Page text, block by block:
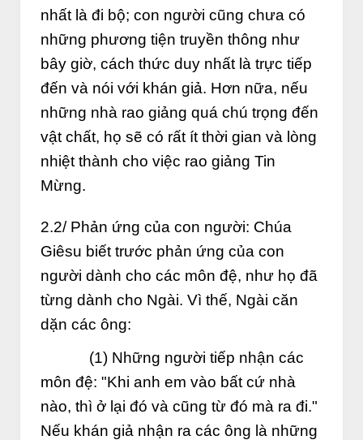
nhất là đi bộ; con người cũng chưa có
những phương tiện truyền thông như
bây giờ, cách thức duy nhất là trực tiếp
đến và nói với khán giả. Hơn nữa, nếu
những nhà rao giảng quá chú trọng đến
vật chất, họ sẽ có rất ít thời gian và lòng
nhiệt thành cho việc rao giảng Tin
Mừng.
2.2/ Phản ứng của con người: Chúa
Giêsu biết trước phản ứng của con
người dành cho các môn đệ, như họ đã
từng dành cho Ngài. Vì thế, Ngài căn
dặn các ông:
(1) Những người tiếp nhận các
môn đệ: "Khi anh em vào bất cứ nhà
nào, thì ở lại đó và cũng từ đó mà ra đi."
Nếu khán giả nhận ra các ông là những